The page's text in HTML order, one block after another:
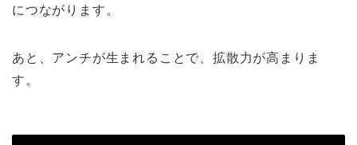
につながります。
あと、アンチが生まれることで、拡散力が高まりま
す。